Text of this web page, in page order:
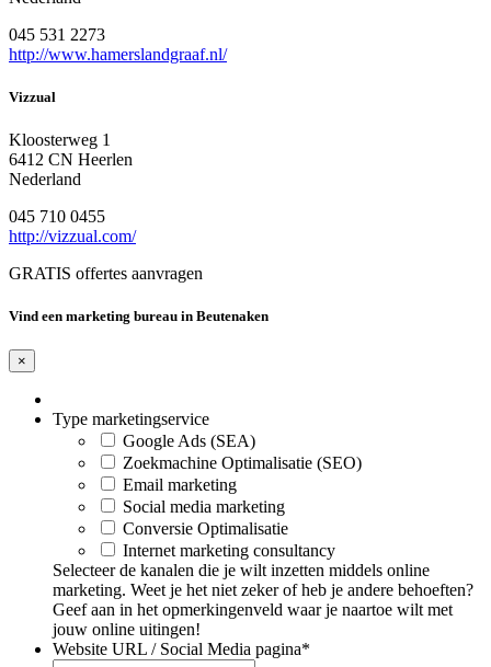
045 531 2273
http://www.hamerslandgraaf.nl/
Vizzual
Kloosterweg 1
6412 CN Heerlen
Nederland
045 710 0455
http://vizzual.com/
GRATIS offertes aanvragen
Vind een marketing bureau in Beutenaken
×
Type marketingservice
Google Ads (SEA)
Zoekmachine Optimalisatie (SEO)
Email marketing
Social media marketing
Conversie Optimalisatie
Internet marketing consultancy
Selecteer de kanalen die je wilt inzetten middels online
marketing. Weet je het niet zeker of heb je andere behoeften?
Geef aan in het opmerkingenveld waar je naartoe wilt met
jouw online uitingen!
Website URL / Social Media pagina*